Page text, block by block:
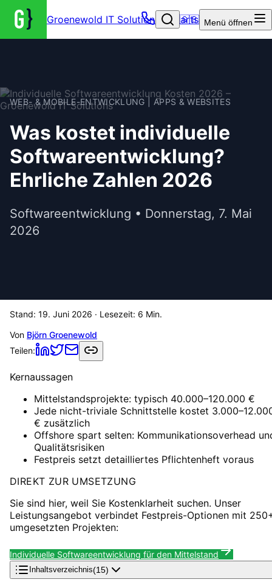
Groenewold IT Solutions – Startseite
🇬🇧 Menü öffnen
WEB- & MOBILE-ENTWICKLUNG | APPS & WEBSITES
Was kostet individuelle
Softwareentwicklung?
Ehrliche Zahlen 2026
Softwareentwicklung • Donnerstag, 7. Mai
2026
Stand: 19. Juni 2026 · Lesezeit: 6 Min.
Von Björn Groenewold
Teilen:
Kernaussagen
Mittelstandsprojekte: typisch 40.000–120.000 €
Jede nicht-triviale Schnittstelle kostet
€ zusätzlich
Offshore spart selten: Kommunikationsoverhead
Qualitätsrisiken
Festpreis setzt detailliertes Pflichtenheft voraus
DIREKT ZUR UMSETZUNG
Sie sind hier, weil Sie Kostenklarheit suchen. Unser
Leistungsangebot verbindet Festpreis-Optionen mit
umgesetzten Projekten:
Individuelle Softwareentwicklung für den Mittelstand
Inhaltsverzeichnis(15)